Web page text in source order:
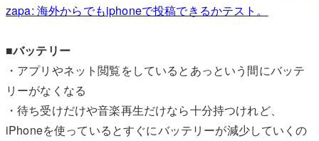
zapa: 海外からでもiphoneで投稿できるかテスト。
■バッテリー
・アプリやネット閲覧をしているとあっという間にバッテ
リーがなくなる
・待ち受けだけや音楽再生だけなら十分持つけれど、
iPhoneを使っているとすぐにバッテリーが減少していくの